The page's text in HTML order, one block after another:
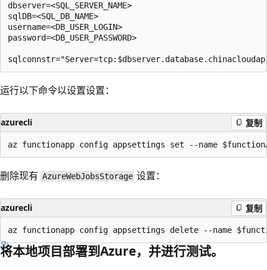
dbserver=<SQL_SERVER_NAME>
sqlDB=<SQL_DB_NAME>
username=<DB_USER_LOGIN>
password=<DB_USER_PASSWORD>
运行以下命令以设置设置：
azurecli 复制
删除现有 AzureWebJobsStorage 设置：
azurecli 复制
将本地项目部署到Azure，并进行测试。